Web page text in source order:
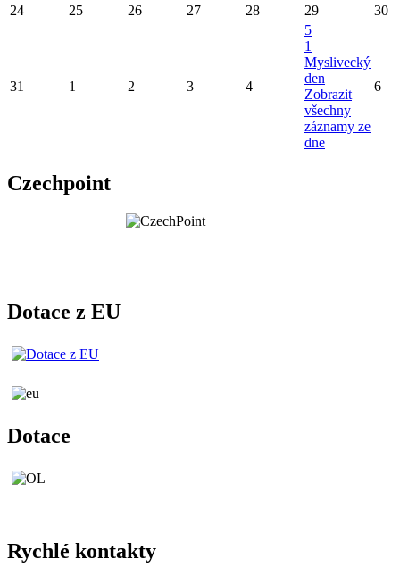
24 25 26 27 28 29 30
31 1 2 3 4
5
1
Myslivecký
den
Zobrazit
všechny
záznamy ze
dne
6
Czechpoint
Dotace z EU
Dotace
Rychlé kontakty